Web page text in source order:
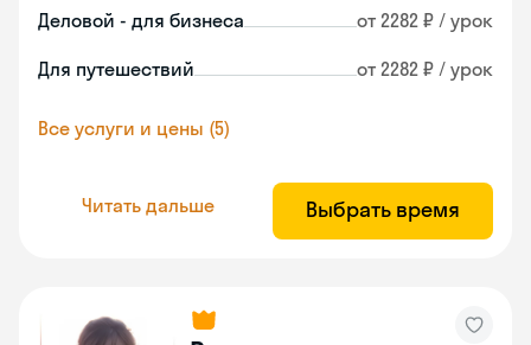
Деловой - для бизнеса от 2282 ₽ / урок
Для путешествий от 2282 ₽ / урок
Все услуги и цены (5)
Читать дальше Выбрать время